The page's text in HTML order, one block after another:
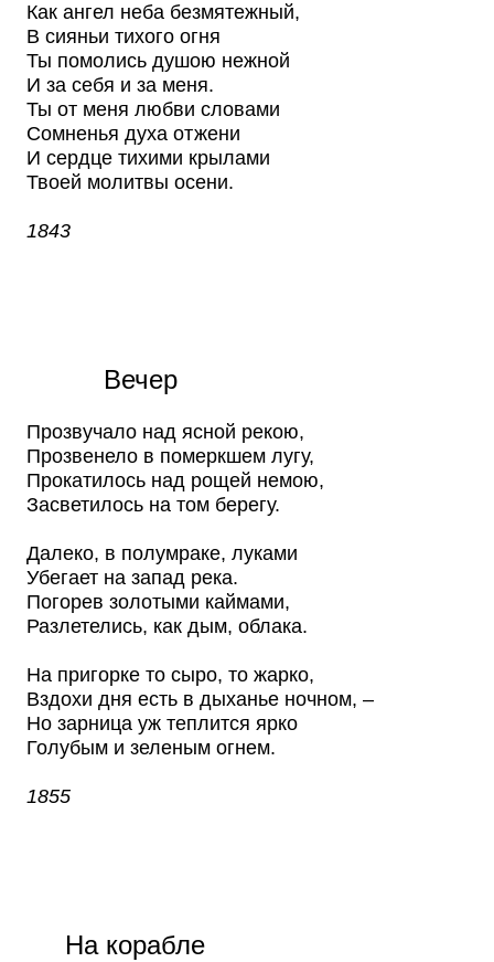
Как ангел неба безмятежный,
В сияньи тихого огня
Ты помолись душою нежной
И за себя и за меня.
Ты от меня любви словами
Сомненья духа отжени
И сердце тихими крылами
Твоей молитвы осени.
1843
Вечер
Прозвучало над ясной рекою,
Прозвенело в померкшем лугу,
Прокатилось над рощей немою,
Засветилось на том берегу.
Далеко, в полумраке, луками
Убегает на запад река.
Погорев золотыми каймами,
Разлетелись, как дым, облака.
На пригорке то сыро, то жарко,
Вздохи дня есть в дыханье ночном, –
Но зарница уж теплится ярко
Голубым и зеленым огнем.
1855
На корабле